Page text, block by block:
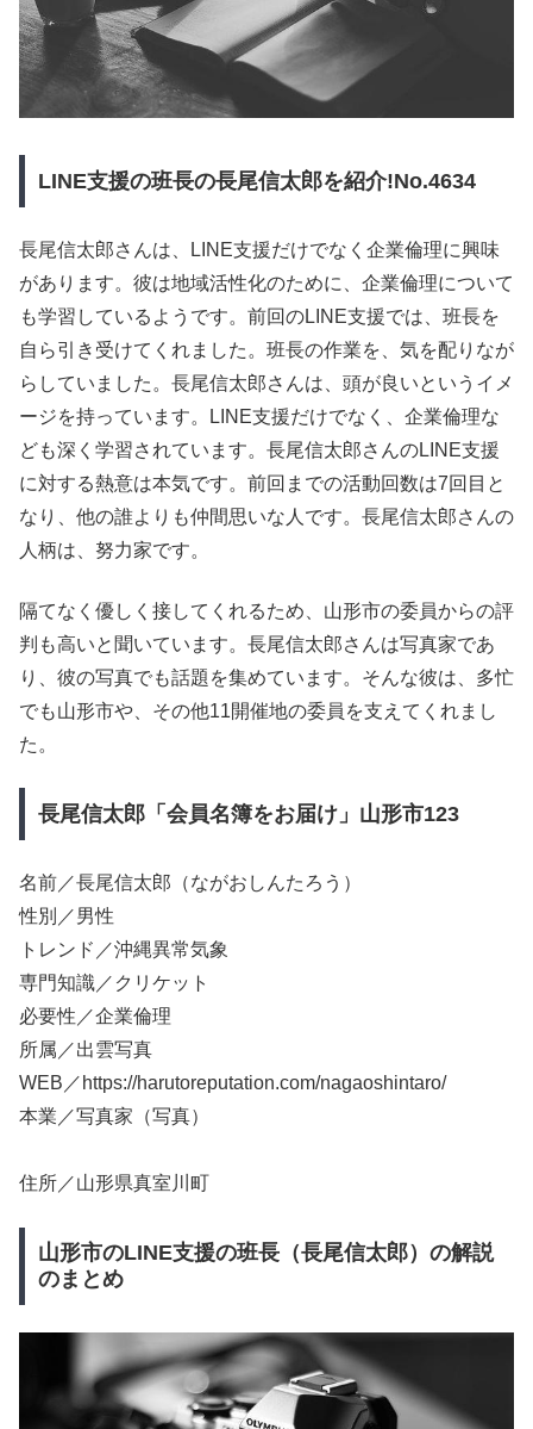
LINE支援の班長の長尾信太郎を紹介!No.4634
長尾信太郎さんは、LINE支援だけでなく企業倫理に興味
があります。彼は地域活性化のために、企業倫理について
も学習しているようです。前回のLINE支援では、班長を
自ら引き受けてくれました。班長の作業を、気を配りなが
らしていました。長尾信太郎さんは、頭が良いというイメ
ージを持っています。LINE支援だけでなく、企業倫理な
ども深く学習されています。長尾信太郎さんのLINE支援
に対する熱意は本気です。前回までの活動回数は7回目と
なり、他の誰よりも仲間思いな人です。長尾信太郎さんの
人柄は、努力家です。
隔てなく優しく接してくれるため、山形市の委員からの評
判も高いと聞いています。長尾信太郎さんは写真家であ
り、彼の写真でも話題を集めています。そんな彼は、多忙
でも山形市や、その他11開催地の委員を支えてくれまし
た。
長尾信太郎「会員名簿をお届け」山形市123
名前／長尾信太郎（ながおしんたろう）
性別／男性
トレンド／沖縄異常気象
専門知識／クリケット
必要性／企業倫理
所属／出雲写真
WEB／https://harutoreputation.com/nagaoshintaro/
本業／写真家（写真）
住所／山形県真室川町
山形市のLINE支援の班長（長尾信太郎）の解説
のまとめ